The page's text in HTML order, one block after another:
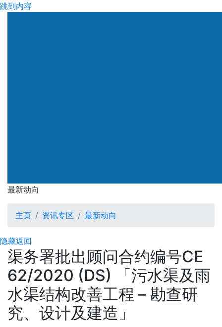
跳到内容
最新动向
最新动向
主页 资讯专区 最新动向
隐藏返回
渠务署批出顾问合约编号CE
62/2020 (DS) 「污水渠及雨
水渠结构改善工程 – 勘查研
究、设计及建造」